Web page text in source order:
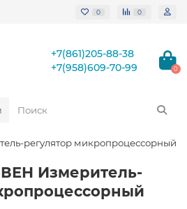
0 0
+7(861)205-88-38
+7(958)609-70-99
0
регулятор микропроцессорный
Измеритель-